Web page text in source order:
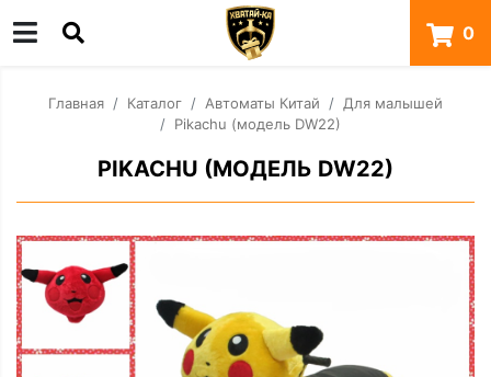
0
Главная Каталог Автоматы Китай
Для малышей
Pikachu (модель DW22)
PIKACHU (МОДЕЛЬ DW22)